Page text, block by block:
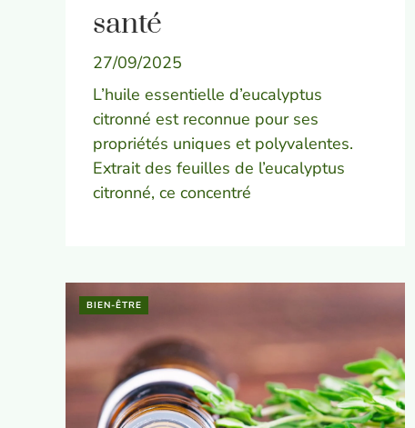
santé
27/09/2025
L’huile essentielle d’eucalyptus
citronné est reconnue pour ses
propriétés uniques et polyvalentes.
Extrait des feuilles de l’eucalyptus
citronné, ce concentré
BIEN-ÊTRE